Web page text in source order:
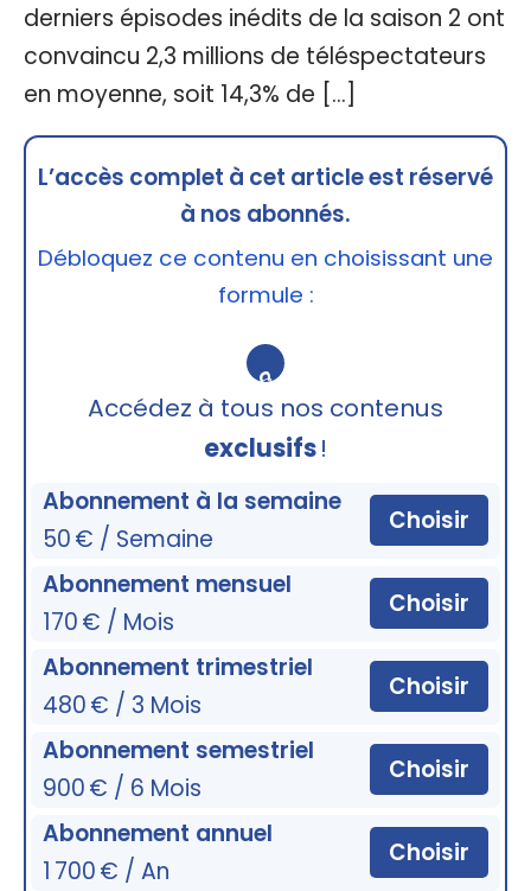
derniers épisodes inédits de la saison 2 ont
convaincu 2,3 millions de téléspectateurs
en moyenne, soit 14,3% de […]
L’accès complet à cet article est réservé
à nos abonnés.
Débloquez ce contenu en choisissant une
formule :
🔒
Accédez à tous nos contenus
exclusifs!
Abonnement à la semaine
50 € / Semaine
Choisir
Abonnement mensuel
170 € / Mois
Choisir
Abonnement trimestriel
480 € / 3 Mois
Choisir
Abonnement semestriel
900 € / 6 Mois
Choisir
Abonnement annuel
1 700 € / An
Choisir